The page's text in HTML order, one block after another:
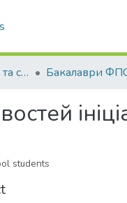
Факультет психології та соціальної роботи Бакалаври
students